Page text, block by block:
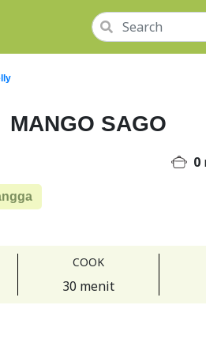
MANGO SAGO
0
COOK
30 menit